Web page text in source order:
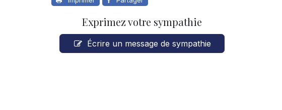
Exprimez votre sympathie
Écrire un message de sympathie